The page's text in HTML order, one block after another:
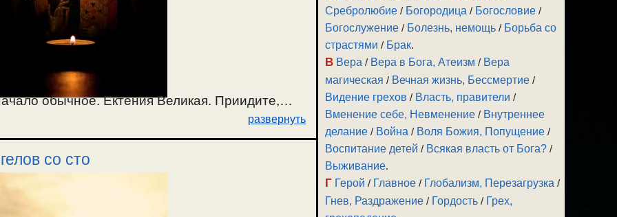
обычное. Ектения Великая. Приидите,
22. Ектения Малая. Апостол 2Кор.9:6-11, и
Ектении Сугубая и Просительная. Отпуст. /
развернуть
со сто
Сребролюбие / Богородица / Богословие /
Богослужение / Болезнь, немощь / Борьба со
страстями / Брак.
В Вера / Вера в Бога, Атеизм / Вера
магическая / Вечная жизнь, Бессмертие /
Видение грехов / Власть, правители /
Вменение себе, Невменение / Внутреннее
делание / Война / Воля Божия, Попущение /
Воспитание детей / Всякая власть от Бога? /
Выживание.
Г Герой / Главное / Глобализм, Перезагрузка /
Гнев, Раздражение / Гордость / Грех,